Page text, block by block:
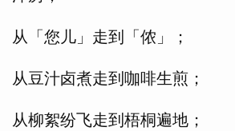
从「您儿」走到「侬」；
从豆汁卤煮走到咖啡生煎；
从柳絮纷飞走到梧桐遍地；